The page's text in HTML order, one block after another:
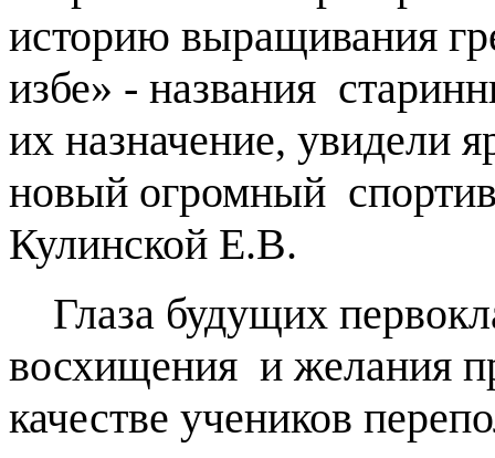
историю выращивания
избе» - названия
их назначение, увидели
новый огромный
Кулинской Е.В.
Глаза будущих
восхищения и желания
качестве учеников